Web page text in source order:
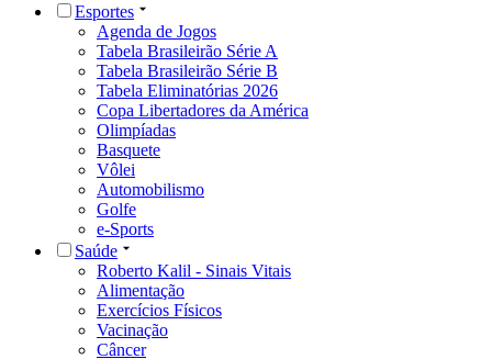
Esportes
Agenda de Jogos
Tabela Brasileirão Série A
Tabela Brasileirão Série B
Tabela Eliminatórias 2026
Copa Libertadores da América
Olimpíadas
Basquete
Vôlei
Automobilismo
Golfe
e-Sports
Saúde
Roberto Kalil - Sinais Vitais
Alimentação
Exercícios Físicos
Vacinação
Câncer